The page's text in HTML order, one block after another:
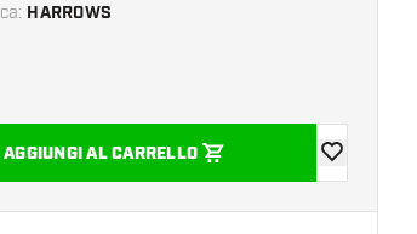
: HARROWS
AGGIUNGI AL CARRELLO
aggiungi